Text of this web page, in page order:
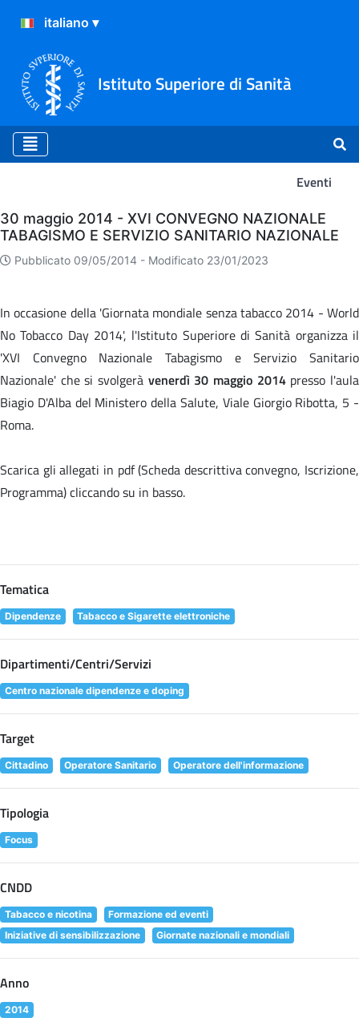
Istituto Superiore di Sanità
Eventi
Eventi
30 maggio 2014 - XVI CONVEGNO NAZIONALE
TABAGISMO E SERVIZIO SANITARIO NAZIONALE
Pubblicato 09/05/2014 - Modificato 23/01/2023
In occasione della 'Giornata mondiale senza tabacco 2014 - World
No Tobacco Day 2014', l'Istituto Superiore di Sanità organizza il
'XVI Convegno Nazionale Tabagismo e Servizio Sanitario
Nazionale' che si svolgerà venerdì 30 maggio 2014presso l'aula
Biagio D'Alba del Ministero della Salute, Viale Giorgio Ribotta, 5 -
Roma.
Scarica gli allegati in pdf (Scheda descrittiva convegno, Iscrizione,
Programma) cliccando su in basso.
Tematica
Dipendenze Tabacco e Sigarette elettroniche
Dipartimenti/Centri/Servizi
Centro nazionale dipendenze e doping
Target
Cittadino Operatore Sanitario Operatore dell'informazione
Tipologia
Focus
CNDD
Tabacco e nicotina
Formazione ed eventi
Iniziative di sensibilizzazione
Giornate nazionali e mondiali
Anno
2014